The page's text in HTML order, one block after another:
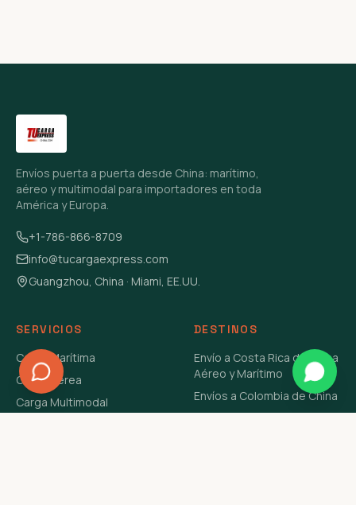
Envíos puerta a puerta desde China: marítimo,
aéreo y multimodal para importadores en toda
América y Europa.
+1-786-866-8709
info@tucargaexpress.com
Guangzhou, China · Miami, EE.UU.
SERVICIOS
Carga Marítima
Carga Aérea
Carga Multimodal
DESTINOS
Envío a Costa Rica de China
Aéreo y Marítimo
Envíos a Colombia de China